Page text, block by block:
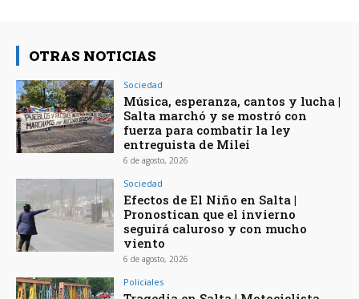
OTRAS NOTICIAS
Sociedad
Música, esperanza, cantos y lucha |
Salta marchó y se mostró con
fuerza para combatir la ley
entreguista de Milei
6 de agosto, 2026
Sociedad
Efectos de El Niño en Salta |
Pronostican que el invierno
seguirá caluroso y con mucho
viento
6 de agosto, 2026
Policiales